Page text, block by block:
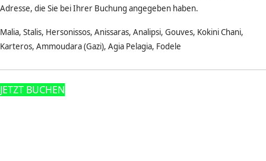
Adresse, die Sie bei Ihrer Buchung angegeben haben.
Malia, Stalis, Hersonissos, Anissaras, Analipsi, Gouves, Kokini Chani,
Karteros, Ammoudara (Gazi), Agia Pelagia, Fodele
JETZT BUCHEN